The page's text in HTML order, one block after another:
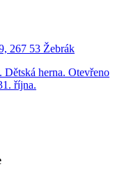
267 53 Žebrák
herna. Otevřeno
října.